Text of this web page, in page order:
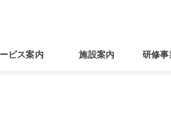
ビス案内 施設案内 研修事